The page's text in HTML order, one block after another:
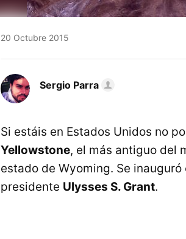
20 Octubre 2015
Sergio Parra
Si estáis en Estados Unidos no
Yellowstone, el más antiguo del
estado de Wyoming. Se
presidente Ulysses S. Grant.